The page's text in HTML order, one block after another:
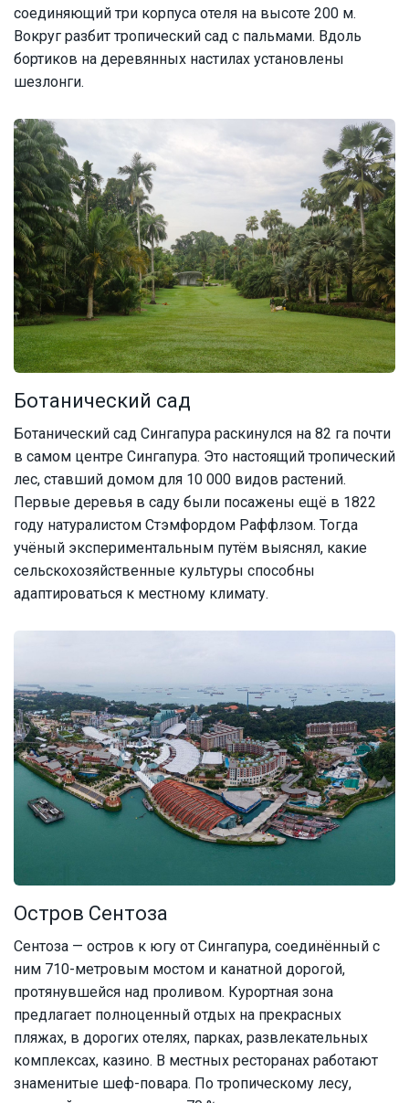
соединяющий три корпуса отеля на высоте 200 м.
Вокруг разбит тропический сад с пальмами. Вдоль
бортиков на деревянных настилах установлены
шезлонги.
Ботанический сад
Ботанический сад Сингапура раскинулся на 82 га почти
в самом центре Сингапура. Это настоящий тропический
лес, ставший домом для 10 000 видов растений.
Первые деревья в саду были посажены ещё в 1822
году натуралистом Стэмфордом Раффлзом. Тогда
учёный экспериментальным путём выяснял, какие
сельскохозяйственные культуры способны
адаптироваться к местному климату.
Остров Сентоза
Сентоза — остров к югу от Сингапура, соединённый с
ним 710-метровым мостом и канатной дорогой,
протянувшейся над проливом. Курортная зона
предлагает полноценный отдых на прекрасных
пляжах, в дорогих отелях, парках, развлекательных
комплексах, казино. В местных ресторанах работают
знаменитые шеф-повара. По тропическому лесу,